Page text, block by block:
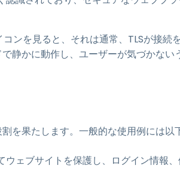
ンを見ると、それは通常、TLSが接続
静かに動作し、ユーザーが気づかない
を果たします。一般的な使用例には以
ウェブサイトを保護し、ログイン情報